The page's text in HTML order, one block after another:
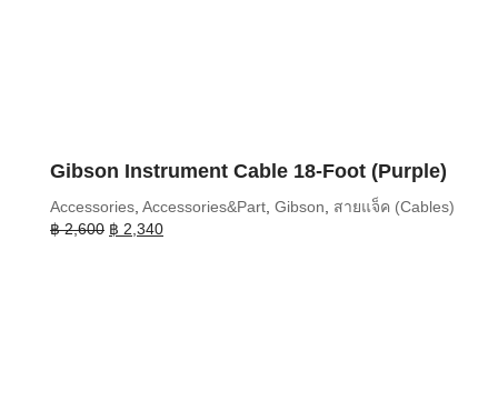
Gibson Instrument Cable 18-Foot (Purple)
Accessories, Accessories&Part, Gibson, สายแจ็ค (Cables)
฿2,600 Original
฿ 2,340Current